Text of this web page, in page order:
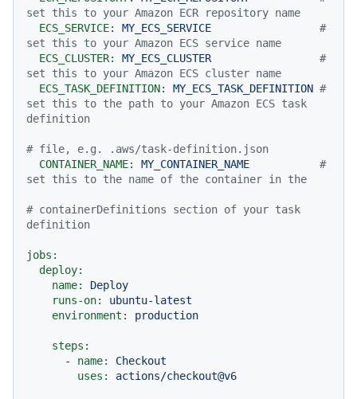
set this to your Amazon ECR repository name
ECS_SERVICE:
MY_ECS_SERVICE
#
set this to your Amazon ECS service name
ECS_CLUSTER:
MY_ECS_CLUSTER
#
set this to your Amazon ECS cluster name
ECS_TASK_DEFINITION:
MY_ECS_TASK_DEFINITION #
set this to the path to your Amazon ECS task
definition
# file, e.g. .aws/task-definition.json
CONTAINER_NAME:
MY_CONTAINER_NAME
#
set this to the name of the container in the
# containerDefinitions section of your task
definition
jobs:
deploy:
name:
Deploy
runs-on:
ubuntu-latest
environment:
production
steps:
-
name:
Checkout
uses:
actions/checkout@v6